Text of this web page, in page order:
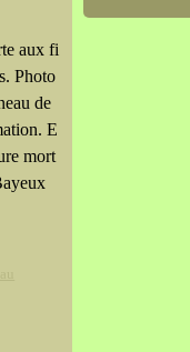
aux fi
Photo
de
E
mort